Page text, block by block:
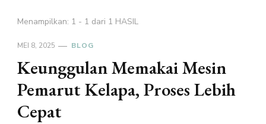
Menampilkan: 1 - 1 dari 1 HASIL
MEI 8, 2025 BLOG
Keunggulan Memakai Mesin
Pemarut Kelapa, Proses Lebih
Cepat